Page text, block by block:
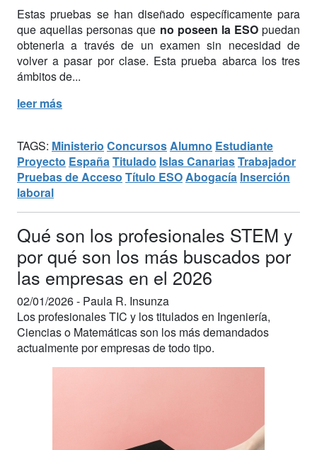
Estas pruebas se han diseñado específicamente para
que aquellas personas que no poseen la ESOpuedan
obtenerla a través de un examen sin necesidad de
volver a pasar por clase. Esta prueba abarca los tres
ámbitos de...
leer más
TAGS: Ministerio Concursos Alumno Estudiante
Proyecto España Titulado Islas CanariasTrabajador
Pruebas de Acceso Título ESO Abogacía Inserción
laboral
Qué son los profesionales STEM y
por qué son los más buscados por
las empresas en el 2026
02/01/2026 - Paula R. Insunza
Los profesionales TIC y los titulados en Ingeniería,
Ciencias o Matemáticas son los más demandados
actualmente por empresas de todo tipo.